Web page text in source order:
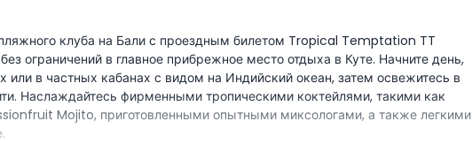
клуба на Бали с проездным билетом Tropical Temptation TT
ограничений в главное прибрежное место отдыха в Куте. Начните день,
или в частных кабанах с видом на Индийский океан, затем освежитесь в
Наслаждайтесь фирменными тропическими коктейлями, такими как
Mojito, приготовленными опытными миксологами, а также легкими